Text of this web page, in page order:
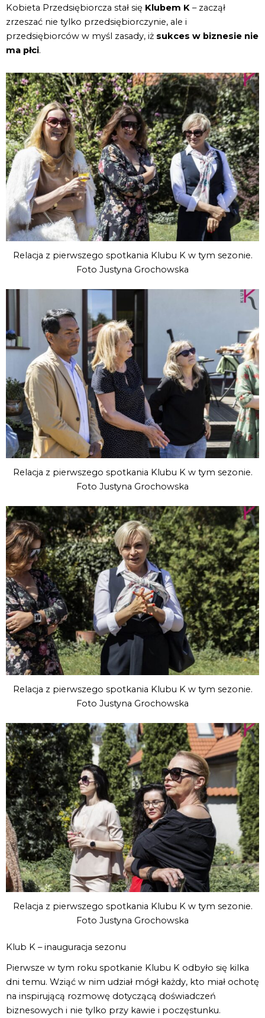
Kobieta Przedsiębiorcza stał się Klubem K – zaczął
zrzeszać nie tylko przedsiębiorczynie, ale i
przedsiębiorców w myśl zasady, iż sukces w biznesie nie
ma płci.
Relacja z pierwszego spotkania Klubu K w tym sezonie.
Foto Justyna Grochowska
Relacja z pierwszego spotkania Klubu K w tym sezonie.
Foto Justyna Grochowska
Relacja z pierwszego spotkania Klubu K w tym sezonie.
Foto Justyna Grochowska
Relacja z pierwszego spotkania Klubu K w tym sezonie.
Foto Justyna Grochowska
Klub K – inauguracja sezonu
Pierwsze w tym roku spotkanie Klubu K odbyło się kilka
dni temu. Wziąć w nim udział mógł każdy, kto miał ochotę
na inspirującą rozmowę dotyczącą doświadczeń
biznesowych i nie tylko przy kawie i poczęstunku.